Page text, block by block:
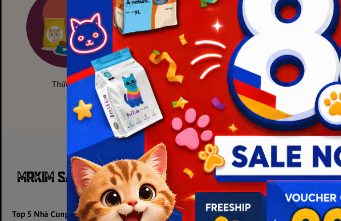
Thức ăn Cát vệ sinh Nhà vệ sinh
Top 5 Nhà Cung Cấp Cát Vệ Sinh Mèo Hàng
Hỗ trợ khách hàng
Trang chủ
Giới thiệu
Sản phẩm